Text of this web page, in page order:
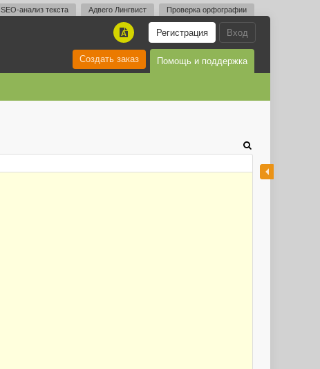
SEO-анализ текста Адвего Лингвист Проверка орфографии
Вход
Регистрация
A
Помощь и поддержка
Создать заказ